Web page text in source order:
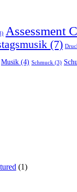
Assessment
(7)
Musik (4) Schmuck (3)
(1)